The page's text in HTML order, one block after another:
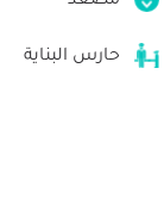
حارس البناية